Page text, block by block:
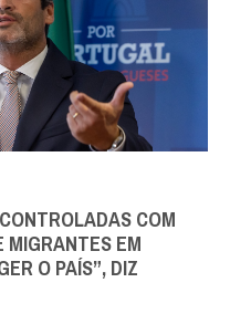
COM
MIGRANTES EM
O PAÍS”, DIZ